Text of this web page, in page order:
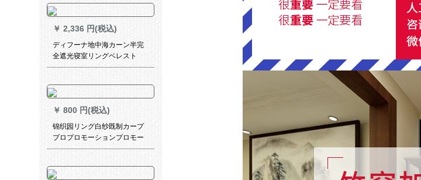
メナート
￥ 2,336 円(税込)
ディフーナ地中海カーン半完
全遮光寝室リングベレスト
8520-完全遮光布-フルック既
A
￥ 800 円(税込)
锦织园リング白纱既制カープ
プロプロモーションプロモー
ション写真*2.5メトル高打孔